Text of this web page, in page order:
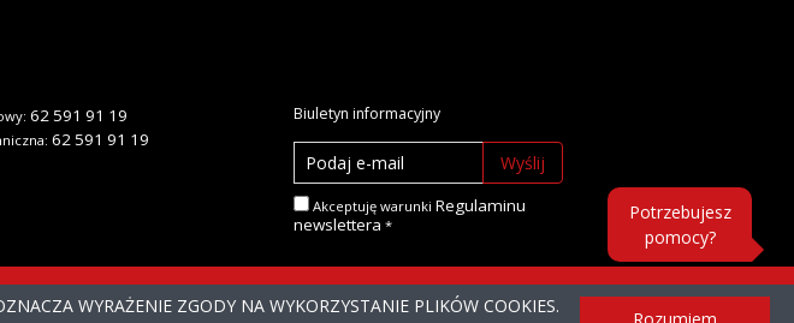
Potrzebujesz
pomocy?
62 591 91 19
62 591 91 19
Biuletyn informacyjny
Wyślij
Akceptuję warunki Regulaminu
newslettera
WYRAŻENIE ZGODY NA WYKORZYSTANIE PLIKÓW COOKIES.
Rozumiem
PRAWA ZASTRZEŻONE